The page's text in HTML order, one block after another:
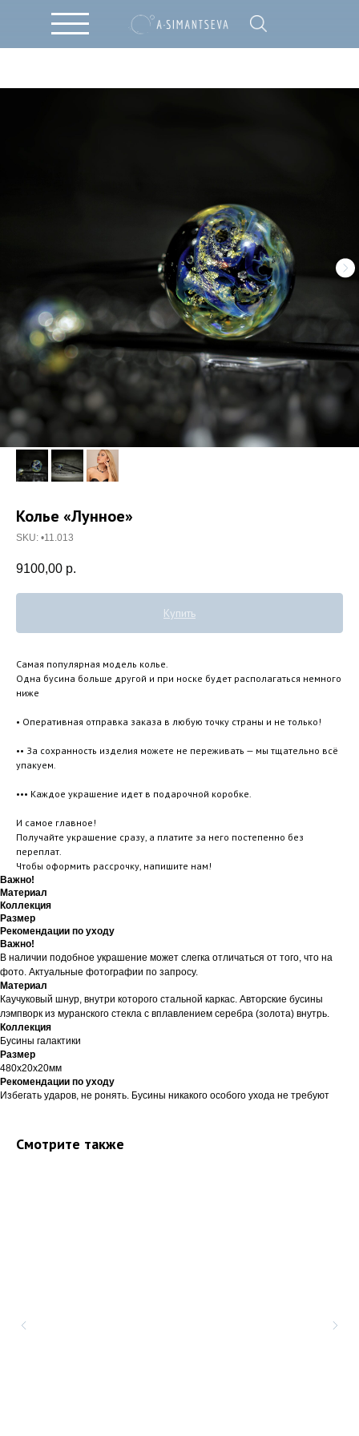
Колье «Лунное»
SKU: •11.013
9100,00 р.
Купить
Самая популярная модель колье.
Одна бусина больше другой и при носке будет располагаться немного
ниже
• Оперативная отправка заказа в любую точку страны и не только!
•• За сохранность изделия можете не переживать — мы тщательно всё
упакуем.
••• Каждое украшение идет в подарочной коробке.
И самое главное!
Получайте украшение сразу, а платите за него постепенно без
переплат.
Чтобы оформить рассрочку, напишите нам!
Важно!
Материал
Коллекция
Размер
Рекомендации по уходу
Важно!
В наличии подобное украшение может слегка отличаться от того, что на
фото. Актуальные фотографии по запросу.
Материал
Каучуковый шнур, внутри которого стальной каркас. Авторские бусины
лэмпворк из муранского стекла с вплавлением серебра (золота) внутрь.
Коллекция
Бусины галактики
Размер
480х20х20мм
Рекомендации по уходу
Избегать ударов, не ронять. Бусины никакого особого ухода не требуют
Смотрите также